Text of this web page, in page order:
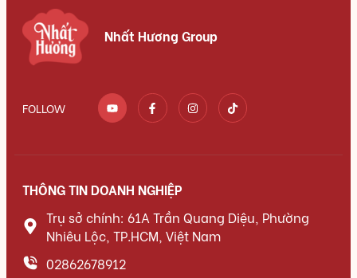
Nhất Hương Group
FOLLOW
THÔNG TIN DOANH NGHIỆP
Trụ sở chính: 61A Trần Quang Diệu, Phường
Nhiêu Lộc, TP.HCM, Việt Nam
02862678912